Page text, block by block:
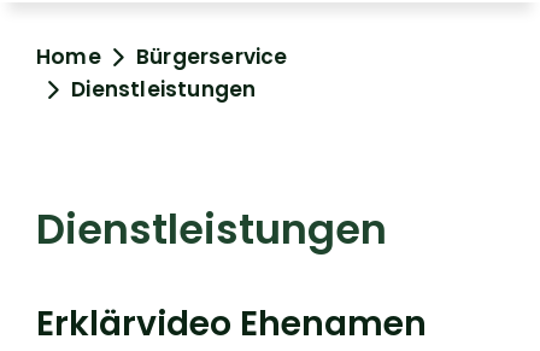
Home
Bürgerservice
Dienstleistungen
Dienstleistungen
Erklärvideo Ehenamen